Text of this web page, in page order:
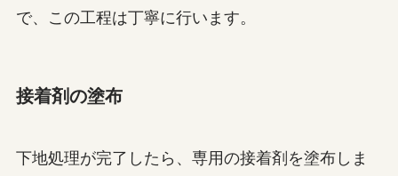
で、この工程は丁寧に行います。
接着剤の塗布
下地処理が完了したら、専用の接着剤を塗布しま